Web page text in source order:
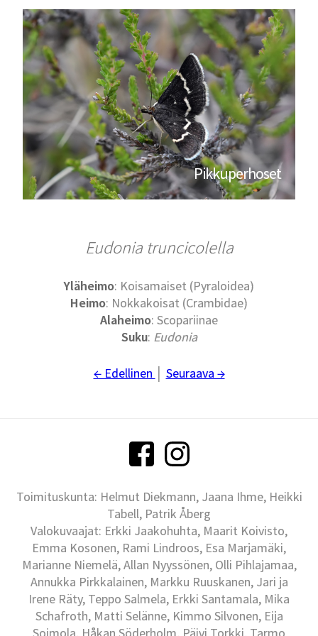
Pikkuperhoset
Eudonia truncicolella
Yläheimo: Koisamaiset (Pyraloidea)
Heimo: Nokkakoisat (Crambidae)
Alaheimo: Scopariinae
Suku: Eudonia
← Edellinen Seuraava →
Toimituskunta: Helmut Diekmann, Jaana Ihme, Heikki
Tabell, Patrik Åberg
Valokuvaajat: Erkki Jaakohuhta, Maarit Koivisto,
Emma Kosonen, Rami Lindroos, Esa Marjamäki,
Marianne Niemelä, Allan Nyyssönen, Olli Pihlajamaa,
Annukka Pirkkalainen, Markku Ruuskanen, Jari ja
Irene Räty, Teppo Salmela, Erkki Santamala, Mika
Schafroth, Matti Selänne, Kimmo Silvonen, Eija